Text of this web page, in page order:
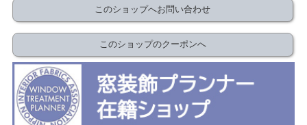
このショップへお問い合わせ
このショップのクーポンへ